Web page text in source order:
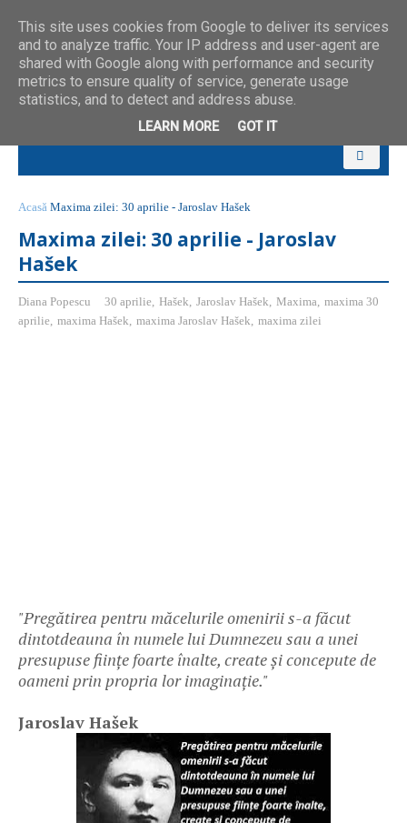
Acasă Maxima zilei: 30 aprilie - Jaroslav Hašek
Maxima zilei: 30 aprilie - Jaroslav
Hašek
Diana Popescu 30 aprilie, Hašek, Jaroslav Hašek, Maxima, maxima 30
aprilie, maxima Hašek, maxima Jaroslav Hašek, maxima zilei
"Pregătirea pentru măcelurile omenirii s-a făcut
dintotdeauna în numele lui Dumnezeu sau a unei
presupuse ființe foarte înalte, create și concepute de
oameni prin propria lor imaginație."
Jaroslav Hašek
This site uses cookies from Google to deliver its services
and to analyze traffic. Your IP address and user-agent are
shared with Google along with performance and security
metrics to ensure quality of service, generate usage
statistics, and to detect and address abuse.
LEARN MORE GOT IT